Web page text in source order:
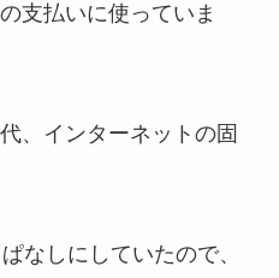
支払いに使っていま
、インターネットの固
なしにしていたので、